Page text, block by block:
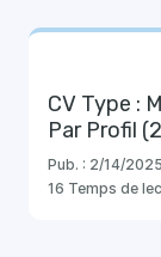
CV Type :
Par Profil
Pub. : 2/14/2025
16 Temps de